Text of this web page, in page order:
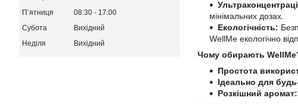
мінімальних дозах.
Екологічність:
WellMe екологічно
Чому обирають
Простота
Ідеально для
Розкішний аромат:
Пʼятниця
08:30
17:00
Субота
Вихідний
Неділя
Вихідний